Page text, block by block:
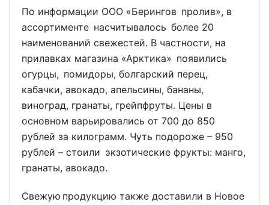
По информации ООО «Берингов пролив», в
ассортименте насчитывалось более 20
наименований свежестей. В частности, на
прилавках магазина «Арктика» появились
огурцы, помидоры, болгарский перец,
кабачки, авокадо, апельсины, бананы,
виноград, гранаты, грейпфруты. Цены в
основном варьировались от 700 до 850
рублей за килограмм. Чуть подороже – 950
рублей – стоили экзотические фрукты: манго,
гранаты, авокадо.
Свежую продукцию также доставили в Новое